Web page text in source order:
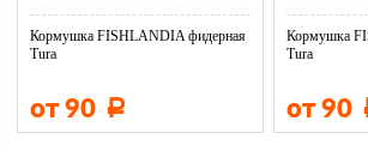
Кормушка FISHLANDIA фидерная
Tura
от 90 Р
Кормушка
Tura
от 90